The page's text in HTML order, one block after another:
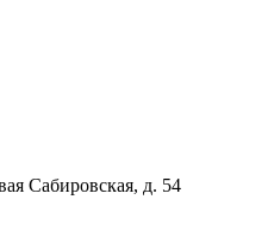
Сабировская, д. 54